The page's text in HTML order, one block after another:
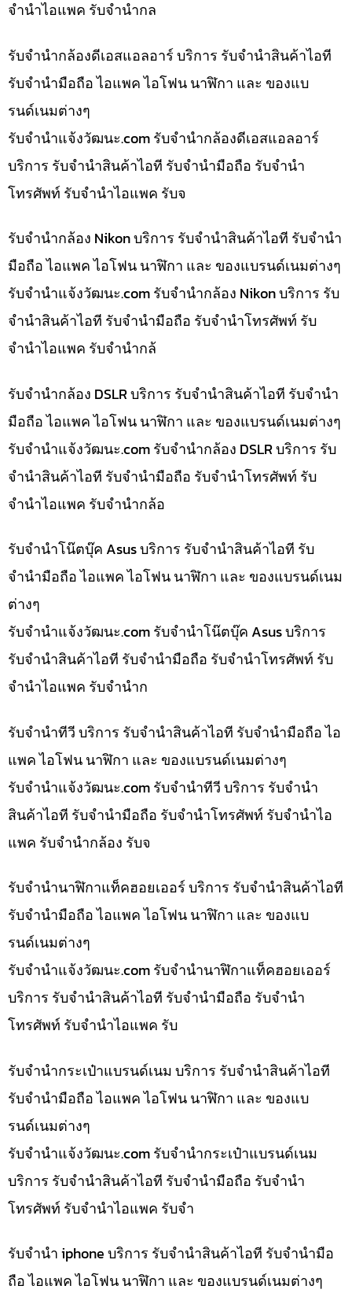
จำนำไอแพค รับจำนำกล
รับจำนำกล้องดีเอสแอลอาร์ บริการ รับจำนำสินค้าไอที
รับจำนำมือถือ ไอแพค ไอโฟน นาฬิกา และ ของแบ
รนด์เนมต่างๆ
รับจํานําแจ้งวัฒนะ.com รับจำนำกล้องดีเอสแอลอาร์
บริการ รับจำนำสินค้าไอที รับจำนำมือถือ รับจำนำ
โทรศัพท์ รับจำนำไอแพค รับจ
รับจำนำกล้อง Nikon บริการ รับจำนำสินค้าไอที รับจำนำ
มือถือ ไอแพค ไอโฟน นาฬิกา และ ของแบรนด์เนมต่างๆ
รับจํานําแจ้งวัฒนะ.com รับจำนำกล้อง Nikon บริการ รับ
จำนำสินค้าไอที รับจำนำมือถือ รับจำนำโทรศัพท์ รับ
จำนำไอแพค รับจำนำกล้
รับจำนำกล้อง DSLR บริการ รับจำนำสินค้าไอที รับจำนำ
มือถือ ไอแพค ไอโฟน นาฬิกา และ ของแบรนด์เนมต่างๆ
รับจํานําแจ้งวัฒนะ.com รับจำนำกล้อง DSLR บริการ รับ
จำนำสินค้าไอที รับจำนำมือถือ รับจำนำโทรศัพท์ รับ
จำนำไอแพค รับจำนำกล้อ
รับจำนำโน๊ตบุ๊ค Asus บริการ รับจำนำสินค้าไอที รับ
จำนำมือถือ ไอแพค ไอโฟน นาฬิกา และ ของแบรนด์เนม
ต่างๆ
รับจํานําแจ้งวัฒนะ.com รับจำนำโน๊ตบุ๊ค Asus บริการ
รับจำนำสินค้าไอที รับจำนำมือถือ รับจำนำโทรศัพท์ รับ
จำนำไอแพค รับจำนำก
รับจำนำทีวี บริการ รับจำนำสินค้าไอที รับจำนำมือถือ ไอ
แพค ไอโฟน นาฬิกา และ ของแบรนด์เนมต่างๆ
รับจํานําแจ้งวัฒนะ.com รับจำนำทีวี บริการ รับจำนำ
สินค้าไอที รับจำนำมือถือ รับจำนำโทรศัพท์ รับจำนำไอ
แพค รับจำนำกล้อง รับจ
รับจำนำนาฬิกาแท็คฮอยเออร์ บริการ รับจำนำสินค้าไอที
รับจำนำมือถือ ไอแพค ไอโฟน นาฬิกา และ ของแบ
รนด์เนมต่างๆ
รับจํานําแจ้งวัฒนะ.com รับจำนำนาฬิกาแท็คฮอยเออร์
บริการ รับจำนำสินค้าไอที รับจำนำมือถือ รับจำนำ
โทรศัพท์ รับจำนำไอแพค รับ
รับจำนำกระเป๋าแบรนด์เนม บริการ รับจำนำสินค้าไอที
รับจำนำมือถือ ไอแพค ไอโฟน นาฬิกา และ ของแบ
รนด์เนมต่างๆ
รับจํานําแจ้งวัฒนะ.com รับจำนำกระเป๋าแบรนด์เนม
บริการ รับจำนำสินค้าไอที รับจำนำมือถือ รับจำนำ
โทรศัพท์ รับจำนำไอแพค รับจำ
รับจำนำ iphone บริการ รับจำนำสินค้าไอที รับจำนำมือ
ถือ ไอแพค ไอโฟน นาฬิกา และ ของแบรนด์เนมต่างๆ